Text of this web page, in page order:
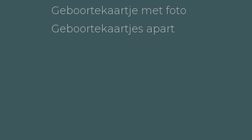
Geboortekaartje met foto
Geboortekaartjes apart